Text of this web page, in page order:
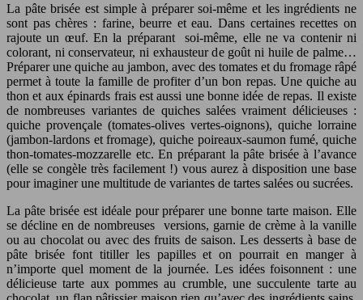
La pâte brisée est simple à préparer soi-même et les ingrédients ne
sont pas chères : farine, beurre et eau. Dans certaines recettes on
rajoute un œuf. En la préparant soi-même, elle ne va contenir ni
colorant, ni conservateur, ni exhausteur de goût ni huile de palme…
Préparer une quiche au jambon, avec des tomates et du fromage râpé
permet à toute la famille de profiter d’un bon repas. Une quiche au
thon et aux épinards frais est aussi une bonne idée de repas. Il existe
de nombreuses variantes de quiches salées vraiment délicieuses :
quiche provençale (tomates-olives vertes-oignons), quiche lorraine
(jambon-lardons et fromage), quiche poireaux-saumon fumé, quiche
thon-tomates-mozzarelle etc. En préparant la pâte brisée à l’avance
(elle se congèle très facilement !) vous aurez à disposition une base
pour imaginer une multitude de variantes de tartes salées ou sucrées.
La pâte brisée est idéale pour préparer une bonne tarte maison. Elle
se décline en de nombreuses versions, garnie de crème à la vanille
ou au chocolat ou avec des fruits de saison. Les desserts à base de
pâte brisée font titiller les papilles et on pourrait en manger à
n’importe quel moment de la journée. Les idées foisonnent : une
délicieuse tarte aux pommes au crumble, une succulente tarte au